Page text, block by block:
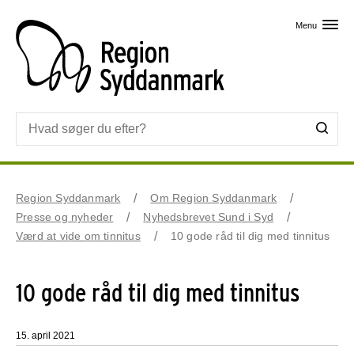
Menu
Region Syddanmark
Om Region Syddanmark
Presse og nyheder
Nyhedsbrevet Sund i Syd
Værd at vide om tinnitus
10 gode råd til dig med tinnitus
10 gode råd til dig med tinnitus
15. april 2021